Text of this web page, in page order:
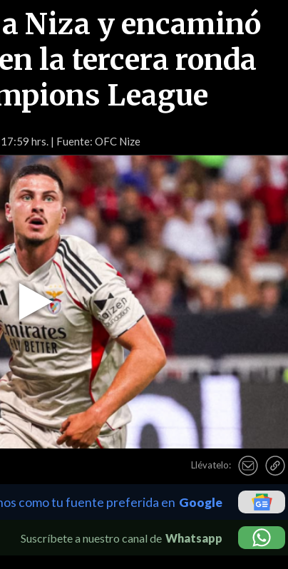
Niza y encaminó
la tercera ronda
League
hrs. | Fuente: OFC Nize
Play
Video
Llévatelo:
como tu fuente preferida en Google
Suscríbete a nuestro canal de Whatsapp